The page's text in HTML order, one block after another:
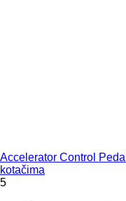
Accelerator Control
kotačima
5